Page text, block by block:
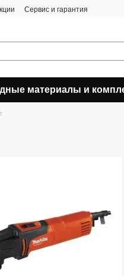
Сервис и гарантия
материалы и